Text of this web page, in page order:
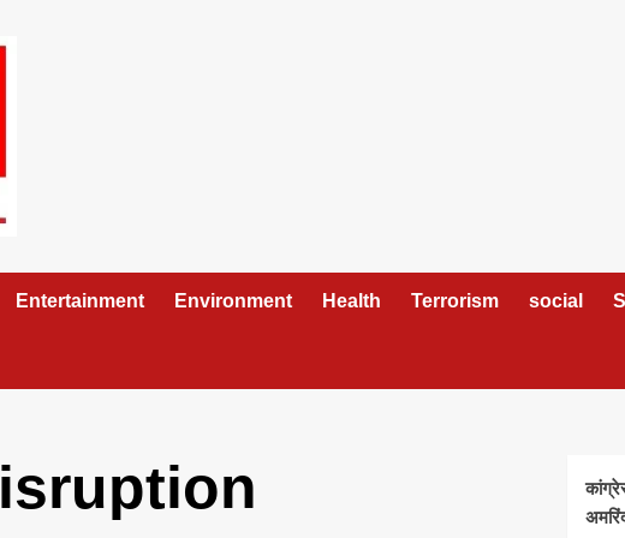
Entertainment Environment Health Terrorism social